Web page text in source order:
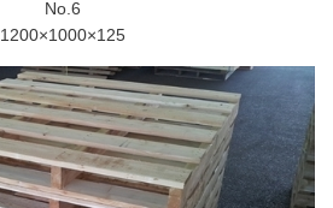
No.6
1200×1000×125